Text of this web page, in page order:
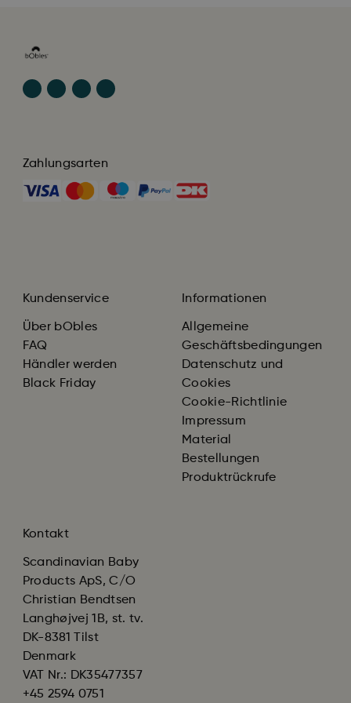
Zahlungsarten
Kundenservice
Über bObles
FAQ
Händler werden
Black Friday
Informationen
Allgemeine
Geschäftsbedingungen
Datenschutz und
Cookies
Cookie-Richtlinie
Impressum
Material
Bestellungen
Produktrückrufe
Kontakt
Scandinavian Baby
Products ApS, C/O
Christian Bendtsen
Langhøjvej 1B, st. tv.
DK-8381 Tilst
Denmark
VAT Nr.: DK35477357
+45 2594 0751